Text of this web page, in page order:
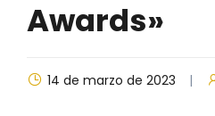
Awards»
14 de marzo de 2023